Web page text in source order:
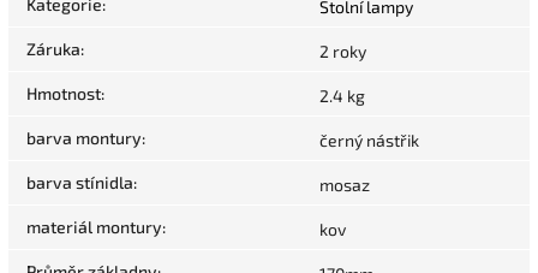
Stolní lampy
Záruka: 2 roky
Hmotnost: 2.4 kg
barva montury: černý nástřik
barva stínidla: mosaz
materiál montury: kov